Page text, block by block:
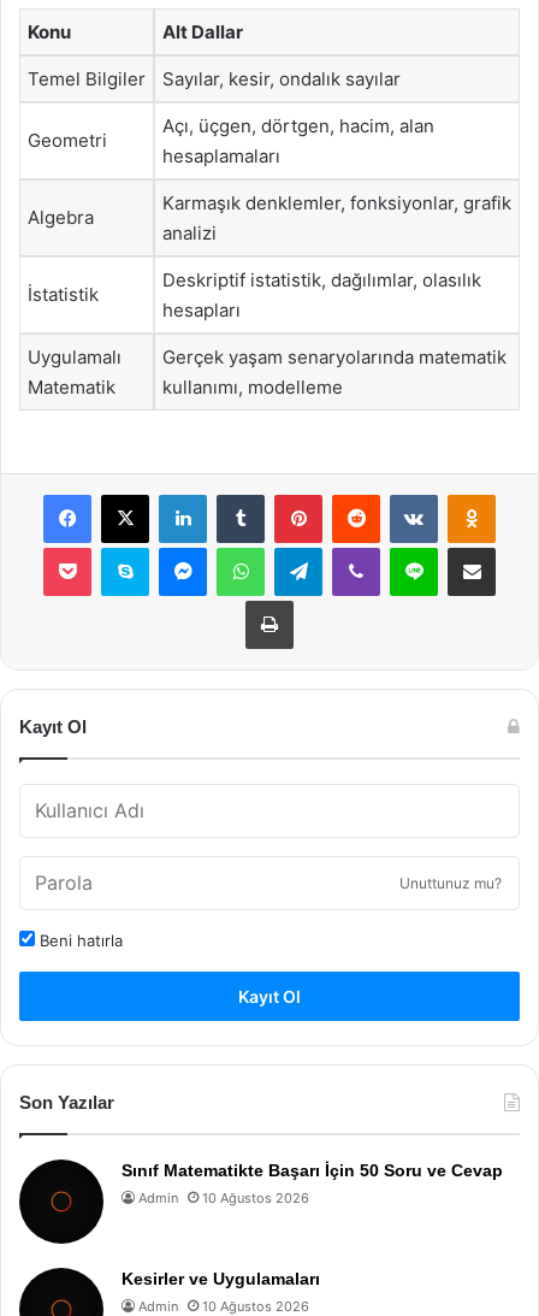
Konu Alt Dallar
Temel Bilgiler Sayılar, kesir, ondalık sayılar
Geometri
Açı, üçgen, dörtgen, hacim, alan
hesaplamaları
Algebra
Karmaşık denklemler, fonksiyonlar, grafik
analizi
İstatistik
Deskriptif istatistik, dağılımlar, olasılık
hesapları
Uygulamalı
Matematik
Gerçek yaşam senaryolarında matematik
kullanımı, modelleme
Facebook
X LinkedInTumblr PinterestReddit VKontakte
Pocket Skype MessengerWhatsAppTelegramViber Line E-Posta ile
Yazdır
Kayıt Ol
Unuttunuz mu?
Beni hatırla
Kayıt Ol
Son Yazılar
Sınıf Matematikte Başarı İçin 50 Soru ve Cevap
Admin 10 Ağustos 2026
Kesirler ve Uygulamaları
Admin 10 Ağustos 2026